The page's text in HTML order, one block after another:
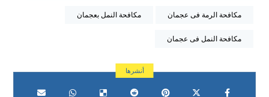
مكافحة الرمة فى عجمان مكافحة النمل بعجمان
مكافحة النمل فى عجمان